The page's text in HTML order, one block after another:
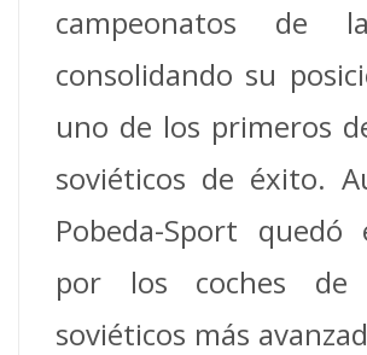
campeonatos de
consolidando su
uno de los primeros
soviéticos de éxito.
Pobeda-Sport quedó
por los coches de
soviéticos más